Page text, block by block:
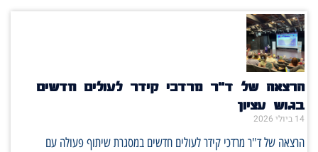
הרצאה של ד"ר מרדכי קידר לעולים חדשים
בגוש עציון
14 ביולי 2026
הרצאה של ד"ר מרדכי קידר לעולים חדשים במסגרת שיתוף פעולה עם